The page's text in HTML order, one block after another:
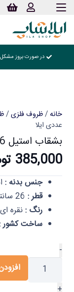
در صورت بروز مشکل در
خانه/ظروف فلزی/
عددی ایلا
بشقاب استیل 26 سانتی متری یک عددی ایلا
385,000
جنس بدنه :
قطر :
رنگ :نقره ای
ساخت کشور
بشقاب
استیل
-
+